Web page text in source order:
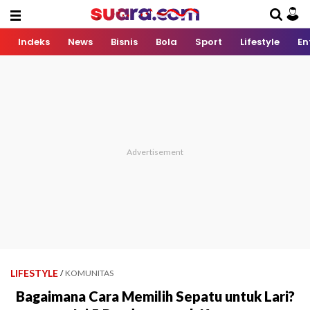
Indeks News Bisnis Bola Sport Lifestyle
LIFESTYLE / KOMUNITAS
Bagaimana Cara Memilih Sepatu untuk Lari?